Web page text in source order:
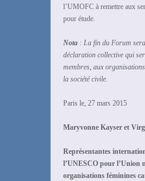
l’UMOFC à remettre aux
pour étude.
Nota : La fin du Forum
déclaration collective qui
membres, aux
la société civile.
Paris le, 27 mars 2015
Maryvonne Kayser et
Représentantes
l’UNESCO pour l’Union
organisations féminines